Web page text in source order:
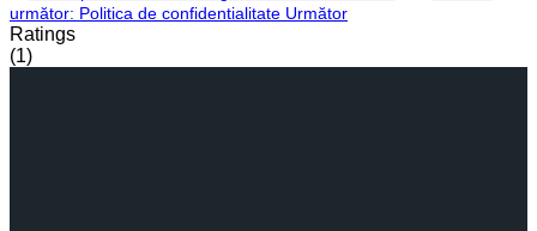
următor: Politica de confidentialitate Următor
Ratings
(1)